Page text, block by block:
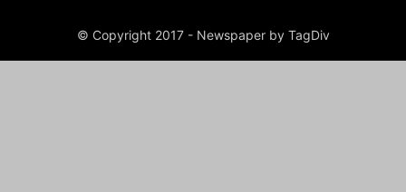
© Copyright 2017 - Newspaper by TagDiv